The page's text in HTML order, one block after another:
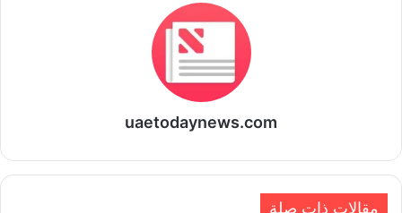
uaetodaynews.com
مقالات ذات صلة